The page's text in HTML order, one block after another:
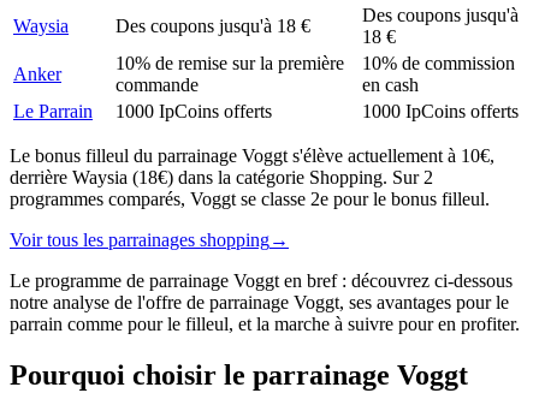
Waysia
Des coupons jusqu'à 18 €
Des coupons jusqu'à
18 €
Anker
10% de remise sur la première
commande
10% de commission
en cash
Le Parrain
1000 IpCoins offerts 1000 IpCoins offerts
Le bonus filleul du parrainage Voggt s'élève actuellement à 10€,
derrière Waysia (18€) dans la catégorie Shopping. Sur 2
programmes comparés, Voggt se classe 2e pour le bonus filleul.
Voir tous les parrainages shopping→
Le programme de parrainage Voggt en bref : découvrez ci-dessous
notre analyse de l'offre de parrainage Voggt, ses avantages pour le
parrain comme pour le filleul, et la marche à suivre pour en profiter.
Pourquoi choisir le parrainage Voggt